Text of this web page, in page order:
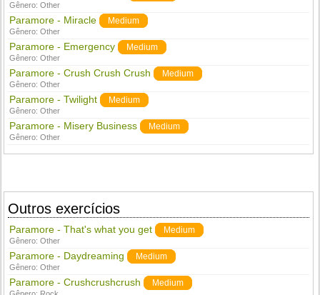
Gênero:Other
Paramore - Miracle Medium
Gênero:Other
Paramore - Emergency Medium
Gênero:Other
Paramore - Crush Crush Crush Medium
Gênero:Other
Paramore - Twilight Medium
Gênero:Other
Paramore - Misery Business Medium
Gênero:Other
Outros exercícios
Paramore - That's what you get Medium
Gênero:Other
Paramore - Daydreaming Medium
Gênero:Other
Paramore - Crushcrushcrush Medium